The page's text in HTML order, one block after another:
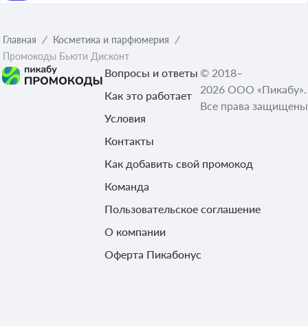
Главная
Косметика и парфюмерия
Промокоды Бьюти Дисконт
Вопросы и ответы
Как это работает
Условия
Контакты
Как добавить свой промокод
Команда
Пользовательское соглашение
О компании
Оферта Пикабонус
© 2018–
2026 ООО «Пикабу».
Все права защищены